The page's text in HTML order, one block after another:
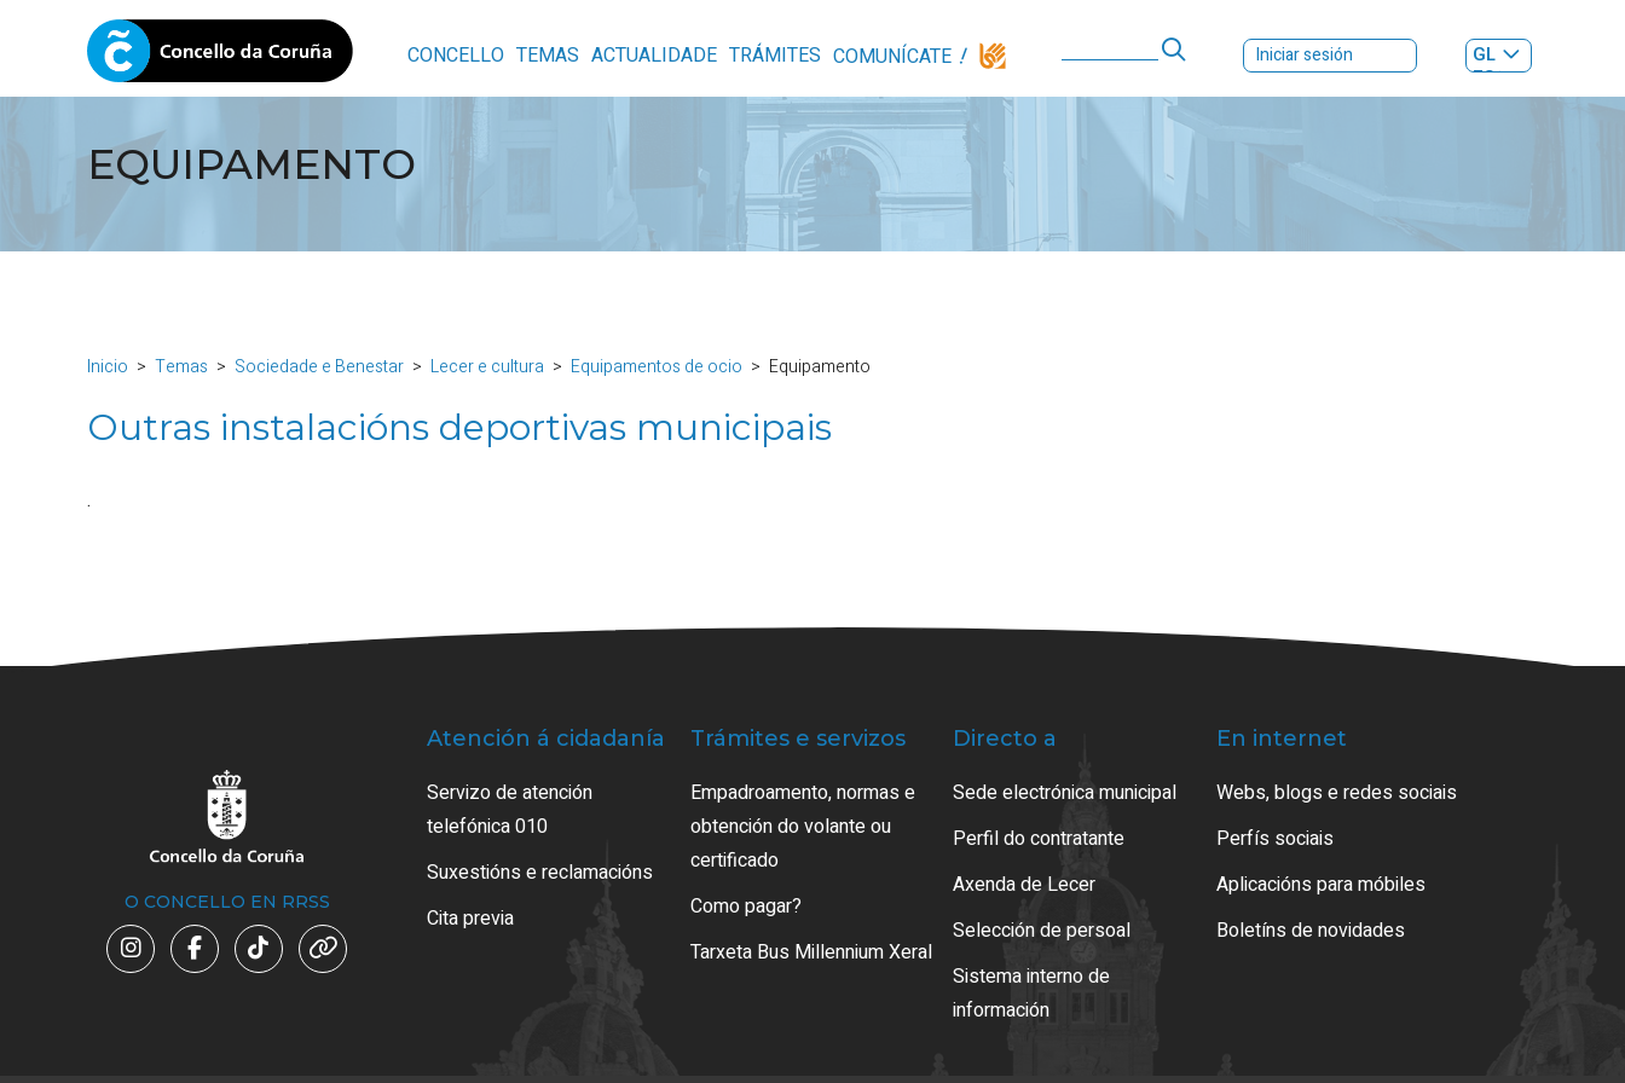
CONCELLO TEMAS ACTUALIDADE TRÁMITES COMUNÍCATE Iniciar sesión
GL
ES|
EQUIPAMENTO
Inicio Temas Sociedade e Benestar Lecer e cultura Equipamentos de ocio Equipamento
Outras instalacións deportivas municipais
.
O CONCELLO EN RRSS
Atención á cidadanía
Servizo de atención
telefónica 010
Suxestións e reclamacións
Cita previa
Trámites e servizos
Empadroamento, normas e
obtención do volante ou
certificado
Como pagar?
Tarxeta Bus Millennium Xeral
Directo a
Sede electrónica municipal
Perfil do contratante
Axenda de Lecer
Selección de persoal
Sistema interno de
información
En internet
Webs, blogs e redes sociais
Perfís sociais
Aplicacións para móbiles
Boletíns de novidades